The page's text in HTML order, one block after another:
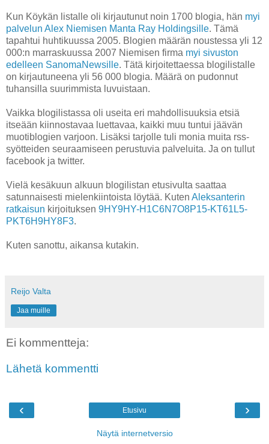
Kun Köykän listalle oli kirjautunut noin 1700 blogia, hän myi
palvelun Alex Niemisen Manta Ray Holdingsille. Tämä
tapahtui huhtikuussa 2005. Blogien määrän noustessa yli 12
000:n marraskuussa 2007 Niemisen firma myi sivuston
edelleen SanomaNewsille. Tätä kirjoitettaessa blogilistalle
on kirjautuneena yli 56 000 blogia. Määrä on pudonnut
tuhansilla suurimmista luvuistaan.
Vaikka blogilistassa oli useita eri mahdollisuuksia etsiä
itseään kiinnostavaa luettavaa, kaikki muu tuntui jäävän
muotiblogien varjoon. Lisäksi tarjolle tuli monia muita rss-
syötteiden seuraamiseen perustuvia palveluita. Ja on tullut
facebook ja twitter.
Vielä kesäkuun alkuun blogilistan etusivulta saattaa
satunnaisesti mielenkiintoista löytää. Kuten Aleksanterin
ratkaisun kirjoituksen 9HY9HY-H1C6N7O8P15-KT61L5-
PKT6H9HY8F3.
Kuten sanottu, aikansa kutakin.
Reijo Valta
Jaa muille
Ei kommentteja:
Lähetä kommentti
‹ ›
Etusivu
Näytä internetversio